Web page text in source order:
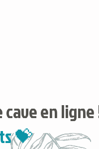
en ligne
💝